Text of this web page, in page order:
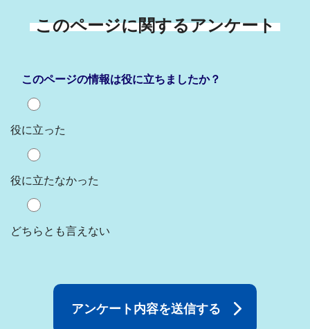
このページに関するアンケート
このページの情報は役に立ちましたか？
役に立った
役に立たなかった
どちらとも言えない